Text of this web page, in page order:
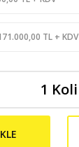
TL + KDV